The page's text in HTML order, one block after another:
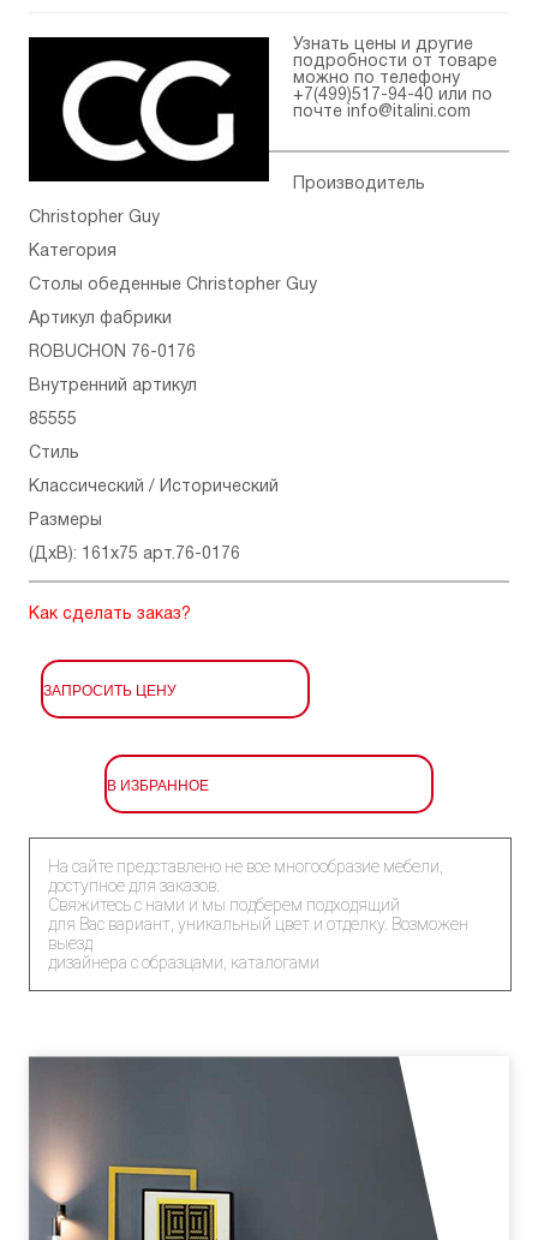
Узнать цены и другие
подробности от товаре
можно по телефону
+7(499)517-94-40 или по
почте
info@italini.com
Производитель
Christopher Guy
Категория
Столы обеденные Christopher Guy
Артикул фабрики
ROBUCHON 76-0176
Внутренний артикул
85555
Стиль
Классический / Исторический
Размеры
(ДхВ): 161x75 арт.76-0176
Как сделать заказ?
ЗАПРОСИТЬ ЦЕНУ
В ИЗБРАННОЕ
На сайте представлено не все многообразие мебели,
доступное для заказов.
Свяжитесь с нами и мы подберем подходящий
для Вас вариант, уникальный цвет и отделку. Возможен
выезд
дизайнера с образцами, каталогами